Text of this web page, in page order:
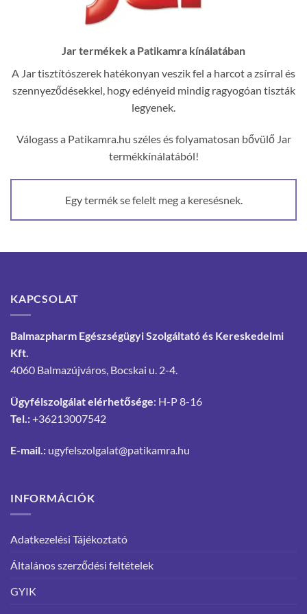
Jar termékek a Patikamra kínálatában
A Jar tisztítószerek hatékonyan veszik fel a harcot a zsírral és
szennyeződésekkel, hogy edényeid mindig ragyogóan tiszták
legyenek.
Válogass a Patikamra.hu széles és folyamatosan bővülő Jar
termékkínálatából!
Egy termék se felelt meg a keresésnek.
KAPCSOLAT
Balmazpharm Egészségügyi Szolgáltató és Kereskedelmi
Kft.
4060 Balmazújváros, Bocskai u. 2-4.
Ügyfélszolgálat elérhetősége: H-P 8-16
Tel.:+36213007542
E-mail.: ugyfelszolgalat@patikamra.hu
INFORMÁCIÓK
Adatkezelési Tájékoztató
Általános szerződési feltételek
GYIK